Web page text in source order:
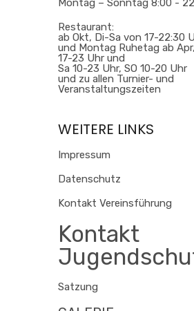
Montag – Sonntag 8:00 -
Restaurant:
ab Okt, Di-Sa von 17-22:30
und Montag Ruhetag ab
17-23 Uhr und
Sa 10-23 Uhr, SO 10-20 Uhr
und zu allen Turnier- und
Veranstaltungszeiten
WEITERE LINKS
Impressum
Datenschutz
Kontakt Vereinsführung
Kontakt
Satzung